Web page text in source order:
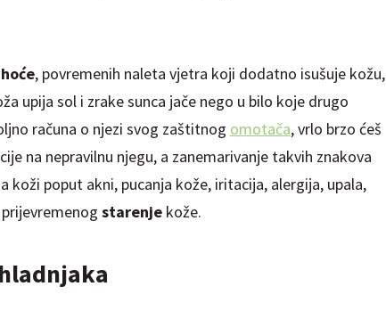
, povremenih naleta vjetra koji dodatno isušuje kožu,
upija sol i zrake sunca jače nego u bilo koje drugo
računa o njezi svog zaštitnog omotača, vrlo brzo ćeš
na nepravilnu njegu, a zanemarivanje takvih znakova
koži poput akni, pucanja kože, iritacija, alergija, upala,
starenje kože.